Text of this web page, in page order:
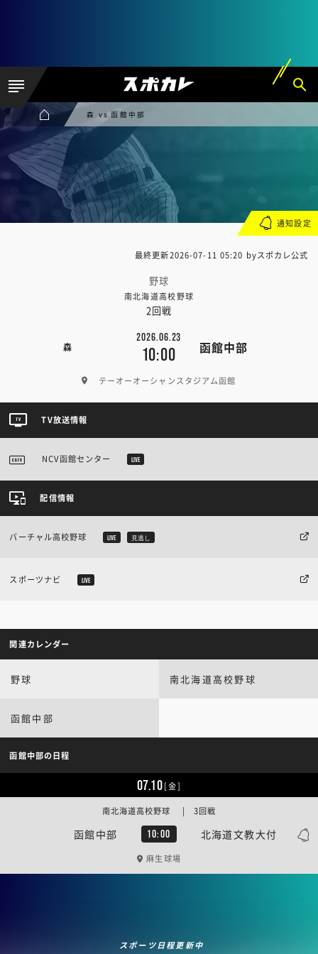
森 vs 函館中部
最終更新2026-07-11 05:20 byスポカレ公式
野球
南北海道高校野球
2回戦
森
2026.06.23
10:00 函館中部
テーオーオーシャンスタジアム函館
通知設定
TV放送情報
NCV函館センター LIVE
配信情報
バーチャル高校野球 LIVE 見逃し
スポーツナビ LIVE
関連カレンダー
野球 南北海道高校野球
函館中部
函館中部の日程
07.10[金]
函館中部 10:00 北海道文教大付
南北海道高校野球 | 3回戦
麻生球場
スポーツ日程更新中